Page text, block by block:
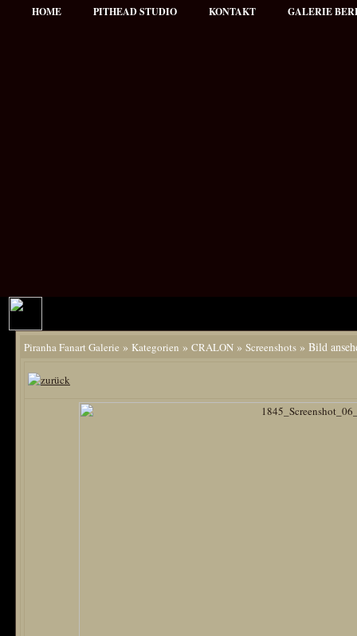
HOME PITHEAD STUDIO KONTAKT GALERIE
Piranha Fanart Galerie » Kategorien » CRALON » Screenshots » Bild